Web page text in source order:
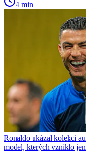
4 min
Ronaldo ukázal kolekci
model, kterých vzniklo jen